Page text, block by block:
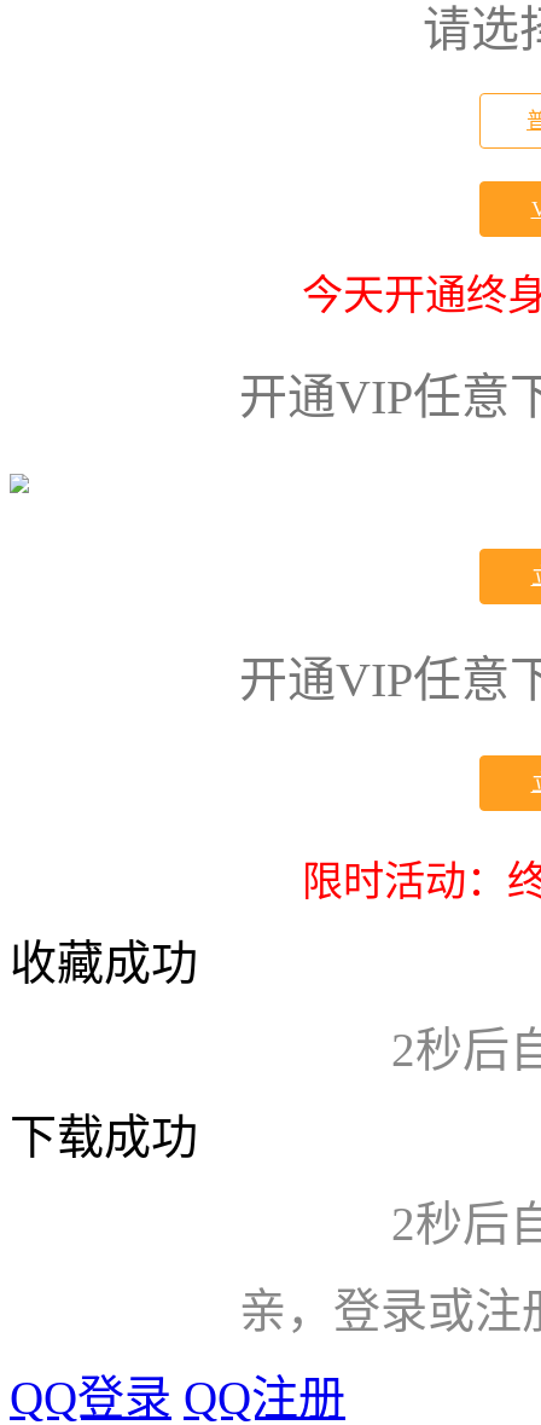
请选
今天开通终
开通VIP任意
开通VIP任意
限时活动：
收藏成功
2秒后
下载成功
2秒后
亲，登录或注
QQ登录 QQ注册